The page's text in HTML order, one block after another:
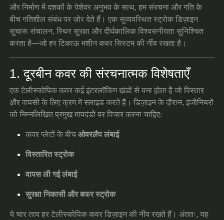
और निर्माण में दशकों के पेशेवर अनुभव के साथ, हम संरचना और गति के
बीच गतिशील संबंध पर ज़ोर देते हैं। एक सुव्यवस्थित स्ट्रोक डिज़ाइन
सुचारू संचालन, स्थिर सुरक्षा और दीर्घकालिक विश्वसनीयता सुनिश्चित
करता है—जो हर टिकाऊ मशीन कवर सिस्टम की नींव रखता है।
1. दूरबीन कवर की संरचनात्मक विशेषताएँ
एक टेलीस्कोपिक कवर कई इंटरलॉकिंग खंडों से बना होता है जो विस्तार
और वापसी के लिए क्रम में स्लाइड करते हैं। डिज़ाइन के दौरान, इंजीनियरों
को निम्नलिखित प्रमुख मापदंडों पर विचार करना चाहिए:
कवर प्लेटों के बीचओवरलैप लंबाई
विस्तारित स्ट्रोक
वापस ली गई लंबाई
सुरक्षा निकासी और बफर स्ट्रोक
ये चार तत्व हर टेलीस्कोपिक कवर डिज़ाइन की नींव रखते हैं। अंततः, यह